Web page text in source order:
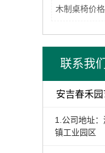
木制桌椅价格
联系我们
安吉春禾
1.公司地址
镇工业园区